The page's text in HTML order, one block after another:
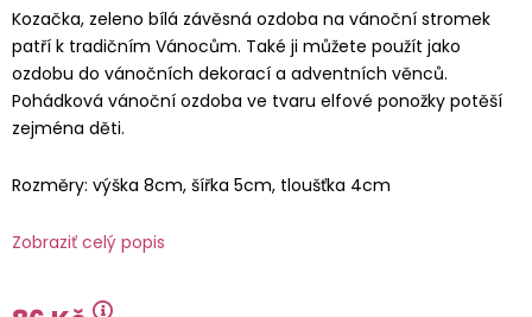
Kozačka, zeleno bílá závěsná ozdoba na vánoční stromek
patří k tradičním Vánocům. Také ji můžete použít jako
ozdobu do vánočních dekorací a adventních věnců.
Pohádková vánoční ozdoba ve tvaru elfové ponožky potěší
zejména děti.
Rozměry: výška 8cm, šířka 5cm, tloušťka 4cm
Zobraziť celý popis